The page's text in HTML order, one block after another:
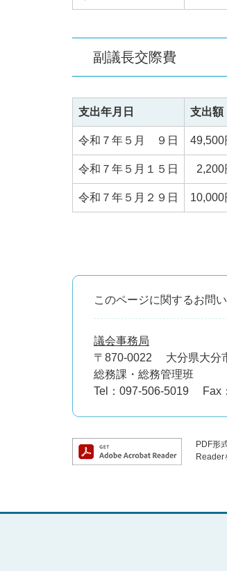
副議長交際費
支出年月日 支出額
令和７年５月 ９日 49,500
令和７年５月１５日 2,200
令和７年５月２９日 10,000
このページに関するお問
議会事務局
〒870-0022
大分県大分
総務課・総務管理班
Tel：097-506-5019
Fax
PDF形
Reader